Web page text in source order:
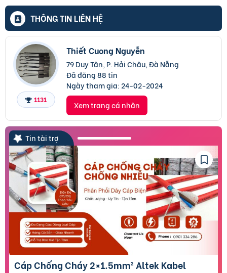
THÔNG TIN LIÊN HỆ
1131
Thiết Cuong Nguyễn
79 Duy Tân, P. Hải Châu, Đà Nẵng
Đã đăng 88 tin
Ngày tham gia: 24-02-2024
Xem trang cá nhân
Tin tài trợ
Cáp Chống Cháy 2×1.5mm² Altek Kabel